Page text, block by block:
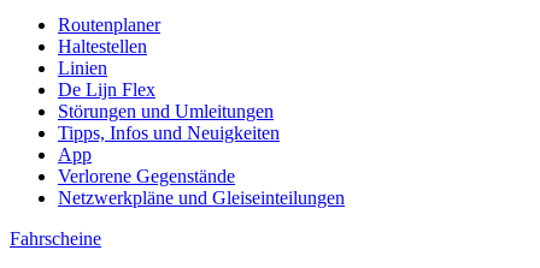
Routenplaner
Haltestellen
Linien
De Lijn Flex
Störungen und Umleitungen
Tipps, Infos und Neuigkeiten
App
Verlorene Gegenstände
Netzwerkpläne und Gleiseinteilungen
Fahrscheine